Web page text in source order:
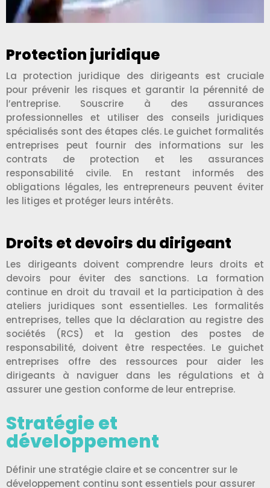
Protection juridique
La protection juridique des dirigeants est cruciale
pour prévenir les risques et garantir la pérennité de
l’entreprise. Souscrire à des assurances
professionnelles et utiliser des conseils juridiques
spécialisés sont des étapes clés. Le guichet formalités
entreprises peut fournir des informations sur les
contrats de protection et les assurances
responsabilité civile. En restant informés des
obligations légales, les entrepreneurs peuvent éviter
les litiges et protéger leurs intérêts.
Droits et devoirs du dirigeant
Les dirigeants doivent comprendre leurs droits et
devoirs pour éviter des sanctions. La formation
continue en droit du travail et la participation à des
ateliers juridiques sont essentielles. Les formalités
entreprises, telles que la déclaration au registre des
sociétés (RCS) et la gestion des postes de
responsabilité, doivent être respectées. Le guichet
entreprises offre des ressources pour aider les
dirigeants à naviguer dans les régulations et à
assurer une gestion conforme de leur entreprise.
Stratégie et
développement
Définir une stratégie claire et se concentrer sur le
développement continu sont essentiels pour assurer